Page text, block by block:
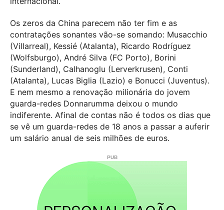
Os zeros da China parecem não ter fim e as
contratações sonantes vão-se somando: Musacchio
(Villarreal), Kessié (Atalanta), Ricardo Rodríguez
(Wolfsburgo), André Silva (FC Porto), Borini
(Sunderland), Calhanoglu (Lerverkrusen), Conti
(Atalanta), Lucas Biglia (Lazio) e Bonucci (Juventus).
E nem mesmo a renovação milionária do jovem
guarda-redes Donnarumma deixou o mundo
indiferente. Afinal de contas não é todos os dias que
se vê um guarda-redes de 18 anos a passar a auferir
um salário anual de seis milhões de euros.